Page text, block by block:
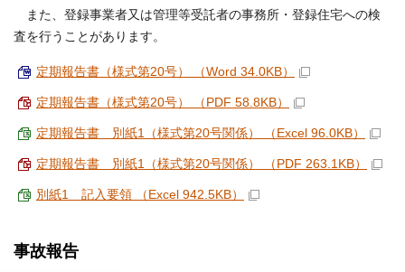
また、登録事業者又は管理等受託者の事務所・登録住宅への検
査を行うことがあります。
定期報告書（様式第20号） （Word 34.0KB）
定期報告書（様式第20号） （PDF 58.8KB）
定期報告書 別紙1（様式第20号関係） （Excel 96.0KB）
定期報告書 別紙1（様式第20号関係） （PDF 263.1KB）
別紙1 記入要領 （Excel 942.5KB）
事故報告